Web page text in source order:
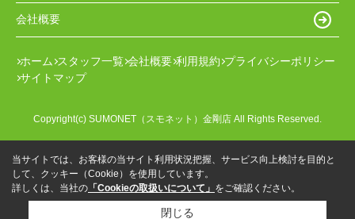
会社概要
ホーム スタッフ一覧 会社概要 利用規約 プライバシーポリシー
サイトマップ
Copyright(c) SUMONET（スモネット）金剛店 All Rights Reserved.
当サイトでは、お客様の当サイト利用状況把握、サービス向上検討を目的と
して、クッキー（Cookie）を使用しています。
詳しくは、当社の 「Cookieの取扱いについて」 をご確認ください。
閉じる